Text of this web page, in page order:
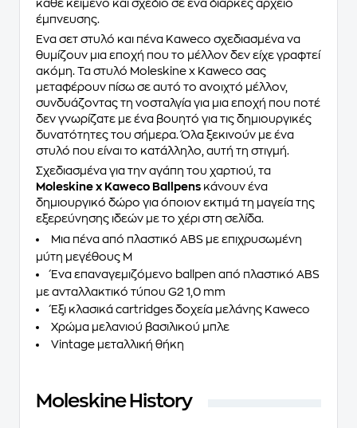
κάθε κείμενο και σχέδιο σε ένα διαρκές αρχείο
έμπνευσης.
Ένα σετ στυλό και πένα Kaweco σχεδιασμένα να
θυμίζουν μια εποχή που το μέλλον δεν είχε γραφτεί
ακόμη. Τα στυλό Moleskine x Kaweco σας
μεταφέρουν πίσω σε αυτό το ανοιχτό μέλλον,
συνδυάζοντας τη νοσταλγία για μια εποχή που ποτέ
δεν γνωρίζατε με ένα βουητό για τις δημιουργικές
δυνατότητες του σήμερα. Όλα ξεκινούν με ένα
στυλό που είναι το κατάλληλο, αυτή τη στιγμή.
Σχεδιασμένα για την αγάπη του χαρτιού, τα
Moleskine x Kaweco Ballpens κάνουν ένα
δημιουργικό δώρο για όποιον εκτιμά τη μαγεία της
εξερεύνησης ιδεών με το χέρι στη σελίδα.
Μια πένα από πλαστικό ABS με επιχρυσωμένη
μύτη μεγέθους M
Ένα επαναγεμιζόμενο ballpen από πλαστικό ABS
με ανταλλακτικό τύπου G2 1,0 mm
Έξι κλασικά cartridges δοχεία μελάνης Kaweco
Χρώμα μελανιού βασιλικού μπλε
Vintage μεταλλική θήκη
Moleskine History